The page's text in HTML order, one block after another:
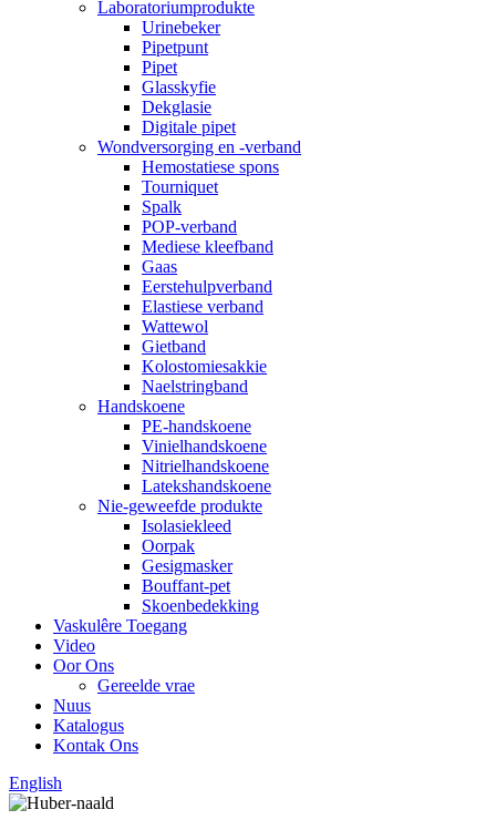
Laboratoriumprodukte
Urinebeker
Pipetpunt
Pipet
Glasskyfie
Dekglasie
Digitale pipet
Wondversorging en -verband
Hemostatiese spons
Tourniquet
Spalk
POP-verband
Mediese kleefband
Gaas
Eerstehulpverband
Elastiese verband
Wattewol
Gietband
Kolostomiesakkie
Naelstringband
Handskoene
PE-handskoene
Vinielhandskoene
Nitrielhandskoene
Latekshandskoene
Nie-geweefde produkte
Isolasiekleed
Oorpak
Gesigmasker
Bouffant-pet
Skoenbedekking
Vaskulêre Toegang
Video
Oor Ons
Gereelde vrae
Nuus
Katalogus
Kontak Ons
English